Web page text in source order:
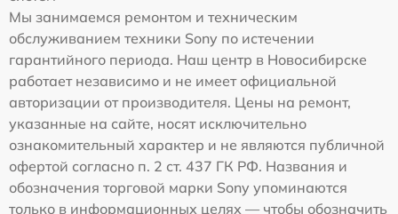
Мы занимаемся ремонтом и техническим
обслуживанием техники Sony по истечении
гарантийного периода. Наш центр в Новосибирске
работает независимо и не имеет официальной
авторизации от производителя. Цены на ремонт,
указанные на сайте, носят исключительно
ознакомительный характер и не являются публичной
офертой согласно п. 2 ст. 437 ГК РФ. Названия и
обозначения торговой марки Sony упоминаются
только в информационных целях — чтобы обозначить